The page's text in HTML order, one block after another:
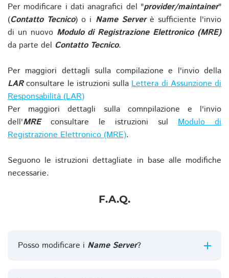
Per modificare i dati anagrafici del "provider/maintainer"
(Contatto Tecnico) o i Name Serverè sufficiente l'invio
di un nuovo Modulo di Registrazione Elettronico (MRE)
da parte del Contatto Tecnico.
Per maggiori dettagli sulla compilazione e l'invio della
LARconsultare le istruzioni sullaLettera di Assunzione di
Responsabilità (LAR)
Per maggiori dettagli sulla comnpilazione e l'invio
dell'MREconsultare le istruzioni sul Modulo di
Registrazione Elettronico (MRE).
Seguono le istruzioni dettagliate in base alle modifiche
necessarie.
F.A.Q.
Posso modificare i Name Server?